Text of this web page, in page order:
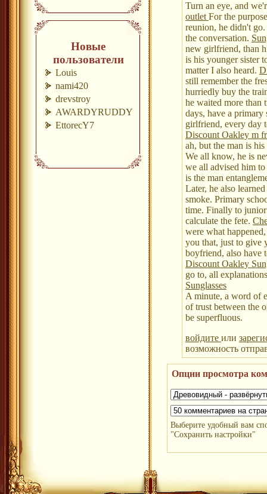
Новые
пользователи
Louis
nami420
drevstroy
AWARDYRUDDY
EttorecY7
Turn an eye, and
outlet For the
reunion, he didn't
the conversation.
new girlfriend, than
is his younger sister
matter I also heard.
still remember the
hurriedly buy the
he waited more than
days, have a primary
girlfriend, every day
Discount Oakley m
ah, but the man is
We all know, he is
we all advised him
is the man
Later, he also
smoke. Primary
time. Finally to junior
calculate the fete.
were what
you that, just to give
boyfriend, also have
Discount Oakley
go to, all
Sunglasses
A minute, a word of
of trust between the
be superfluous.
войдите или
возможность
Опции просмотра
Выберите удобный вам
"Сохранить настройки"